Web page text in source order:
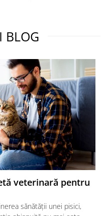
treia comanda recomand cu
mult drag !
BLOG
veterinară pentru
sănătății unei pisici,